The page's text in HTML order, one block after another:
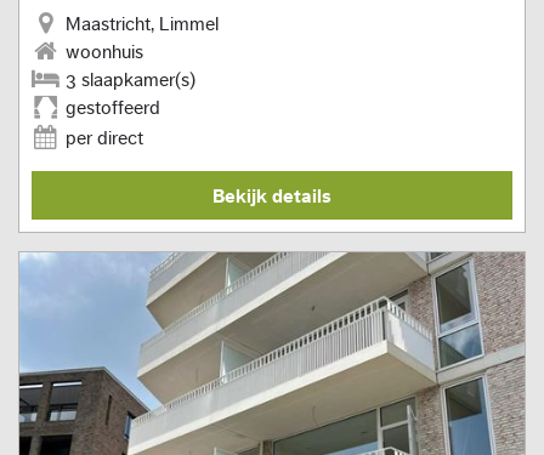
Maastricht, Limmel
woonhuis
3 slaapkamer(s)
gestoffeerd
per direct
Bekijk details